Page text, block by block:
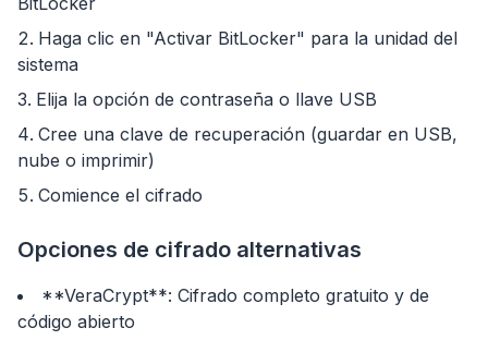
Haga clic en "Activar BitLocker" para la unidad del
sistema
Elija la opción de contraseña o llave USB
Cree una clave de recuperación (guardar en USB,
nube o imprimir)
Comience el cifrado
Opciones de cifrado alternativas
**VeraCrypt**: Cifrado completo gratuito y de
código abierto